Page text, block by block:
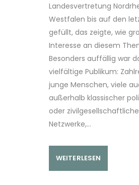
Landesvertretung
Westfalen bis auf den
gefüllt, das zeigte, wie
Interesse an diesem
Besonders auffällig war
vielfältige Publikum:
junge Menschen, viele
außerhalb klassischer
oder
Netzwerke,...
WEITERLESEN